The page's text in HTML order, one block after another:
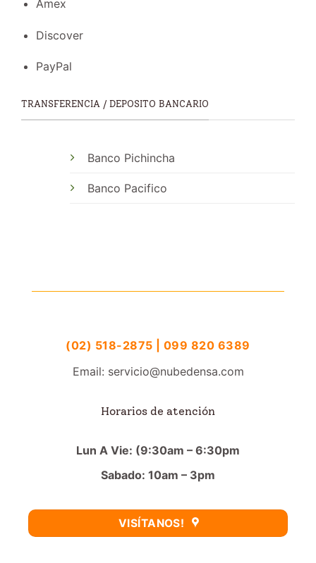
Amex
Discover
PayPal
TRANSFERENCIA / DEPOSITO BANCARIO
Banco Pichincha
Banco Pacifico
(02) 518-2875 | 099 820 6389
Email: servicio@nubedensa.com
Horarios de atención
Lun A Vie: (9:30am – 6:30pm
Sabado: 10am – 3pm
VISÍTANOS!